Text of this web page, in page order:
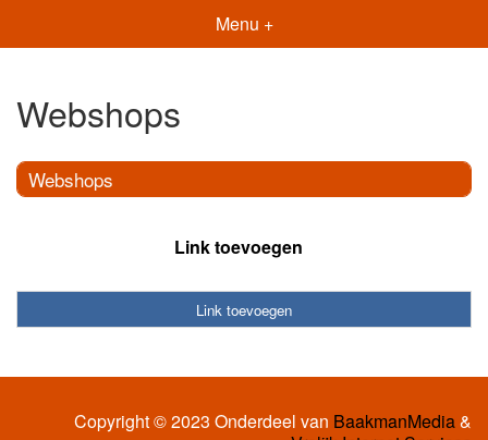
Menu +
Webshops
Webshops
Link toevoegen
Link toevoegen
Copyright © 2023 Onderdeel van BaakmanMedia&